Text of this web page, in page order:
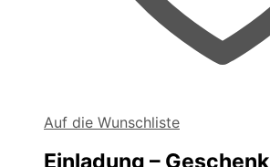
Auf die Wunschliste
Einladung – Geschenk